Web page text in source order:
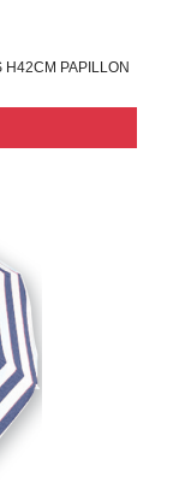
H42CM PAPILLON